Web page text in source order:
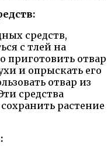
средств,
с тлей на
приготовить отвар
и опрыскать его
отвар из
средства
растение